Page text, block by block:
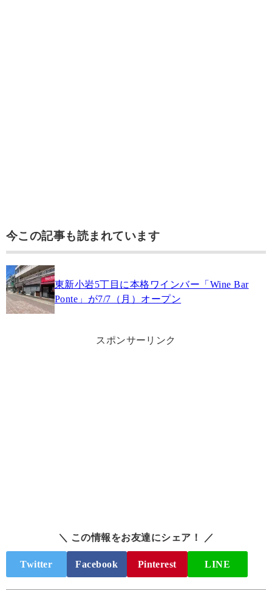
今この記事も読まれています
東新小岩5丁目に本格ワインバー「Wine Bar
Ponte」が7/7（月）オープン
スポンサーリンク
＼ この情報をお友達にシェア！ ／
Twitter Facebook Pinterest LINE